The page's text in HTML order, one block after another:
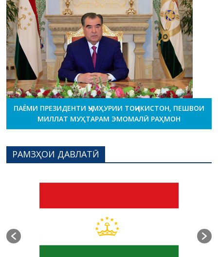
ПАЁМИ ПРЕЗИДЕНТИ ҶУМҲУРИИ ТОҶИКИСТОН, ПЕШВОИ
МИЛЛАТ МУҲТАРАМ ЭМОМАЛӢ РАҲМОН
РАМЗҲОИ ДАВЛАТӢ